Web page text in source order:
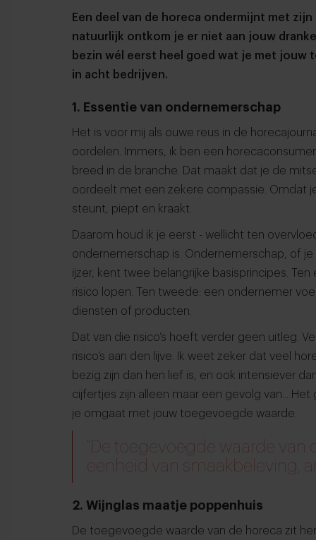
Een deel van de horeca ondermijnt met
natuurlijk ontkom je er niet aan jouw
bezin wél eerst heel goed wat je met jouw
in acht bedrijven.
1. Essentie van ondernemerschap
Het is voor mij als ouwe reus in de
oordelen. Immers, ik ben een
breed in de branche. Dat maakt dat je de
oordeelt met een zekere compassie. Omdat
steunt, piept en kraakt.
Daarom houd ik je eerst - wellicht ten
ondernemerschap is. Ondernemerschap, of
ijzer, kent twee belangrijke basisprincipes.
risico lopen. Ten tweede: een ondernemer
diensten of producten.
Dat van die risico’s hoeft verder geen uitleg.
risico’s aan den lijve. Ik weet zeker dat veel
bezig zijn dan hen lief is, en ook intensiever
cijfertjes zijn alleen maar een gevolg van...
je omgaat met jouw toegevoegde waarde.
"De toegevoegde waarde van
eenheid van smaakbeleving,
2. Wijnglas maatje poppenhuis
De toegevoegde waarde van de horeca zit